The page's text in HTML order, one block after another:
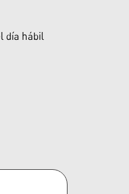
día hábil